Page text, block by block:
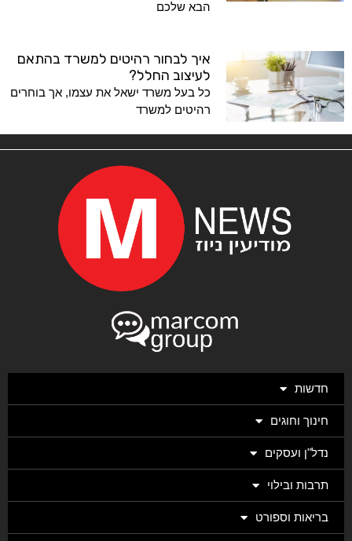
הבא שלכם
איך לבחור רהיטים למשרד בהתאם
לעיצוב החלל?
כל בעל משרד ישאל את עצמו, אך בוחרים
רהיטים למשרד
חדשות
חינוך וחוגים
נדל"ן ועסקים
תרבות ובילוי
בריאות וספורט